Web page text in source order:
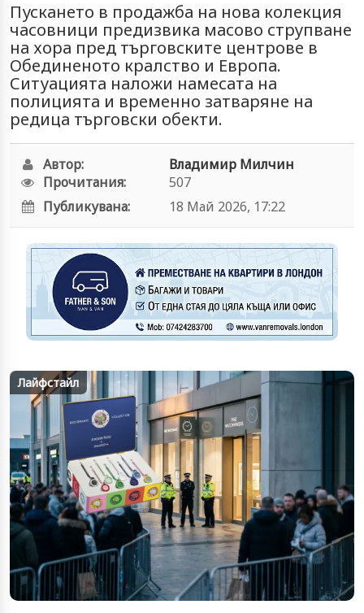
Пускането в продажба на нова колекция
часовници предизвика масово струпване
на хора пред търговските центрове в
Обединеното кралство и Европа.
Ситуацията наложи намесата на
полицията и временно затваряне на
редица търговски обекти.
Автор:
Владимир Милчин
Прочитания:
507
Публикувана:
18 Май 2026, 17:22
Лайфстайл